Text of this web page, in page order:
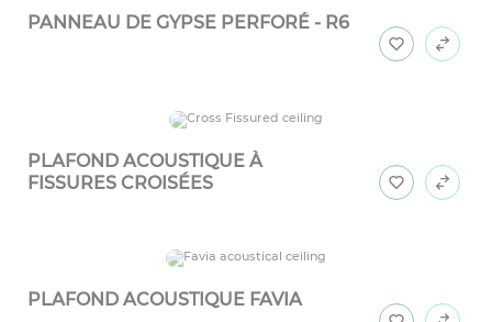
PANNEAU DE GYPSE PERFORÉ - R6
PLAFOND ACOUSTIQUE À
FISSURES CROISÉES
PLAFOND ACOUSTIQUE FAVIA